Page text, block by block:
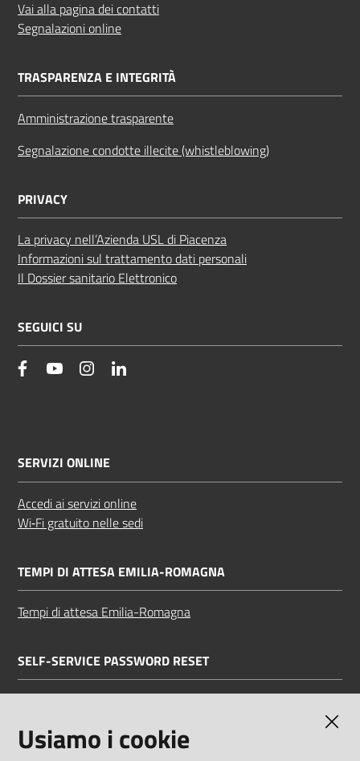
Vai alla pagina dei contatti
Segnalazioni online
TRASPARENZA E INTEGRITÀ
Amministrazione trasparente
Segnalazione condotte illecite (whistleblowing)
PRIVACY
La privacy nell’Azienda USL di Piacenza
Informazioni sul trattamento dati personali
Il Dossier sanitario Elettronico
SEGUICI SU
facebookYouTube Instagram
SERVIZI ONLINE
Accedi ai servizi online
Wi‑Fi gratuito nelle sedi
TEMPI DI ATTESA EMILIA-ROMAGNA
Tempi di attesa Emilia-Romagna
SELF-SERVICE PASSWORD RESET
Usiamo i cookie